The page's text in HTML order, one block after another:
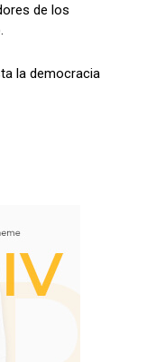
de los
la democracia